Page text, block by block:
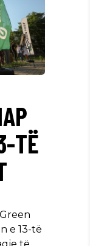
TË
e 13-të
të